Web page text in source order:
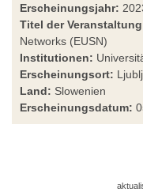
Erscheinungsjahr:
Titel der
Networks (EUSN)
Institutionen:
Erscheinungsort:
Land: Slowenien
Erscheinungsdatum: